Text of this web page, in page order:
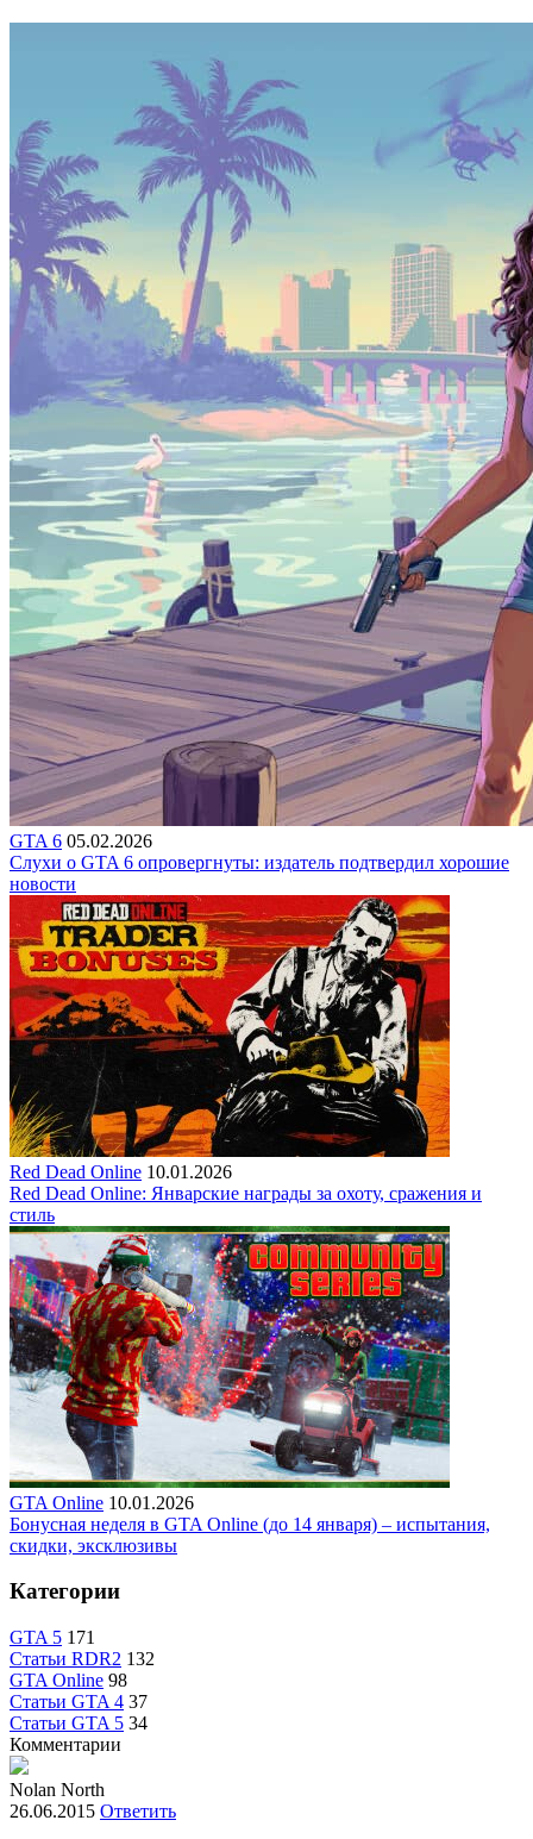
GTA 6 05.02.2026
Слухи о GTA 6 опровергнуты: издатель подтвердил хорошие
новости
Red Dead Online 10.01.2026
Red Dead Online: Январские награды за охоту, сражения и
стиль
GTA Online 10.01.2026
Бонусная неделя в GTA Online (до 14 января) – испытания,
скидки, эксклюзивы
Категории
GTA 5 171
Статьи RDR2 132
GTA Online 98
Статьи GTA 4 37
Статьи GTA 5 34
Комментарии
Nolan North
26.06.2015 Ответить